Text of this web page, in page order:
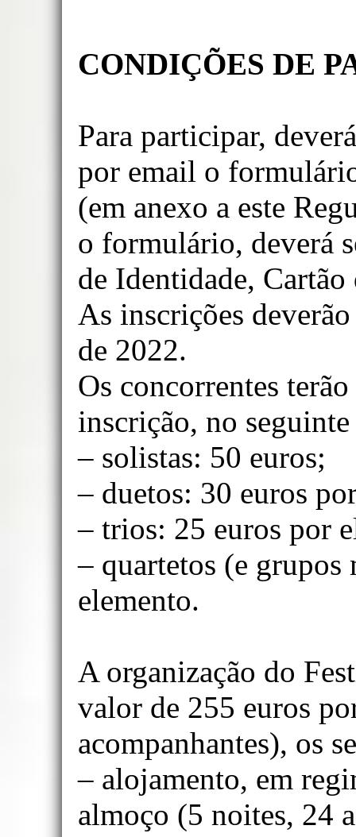
CONDIÇÕES DE
Para participar,
por email o
(em anexo a este
o formulário, deverá
de Identidade, Cartão
As inscrições
de 2022.
Os concorrentes
inscrição, no
– solistas: 50 euros;
– duetos: 30 euros
– trios: 25 euros por
– quartetos (e grupos
elemento.
A organização do
valor de 255 euros
acompanhantes), os
– alojamento, em
almoço (5 noites, 24